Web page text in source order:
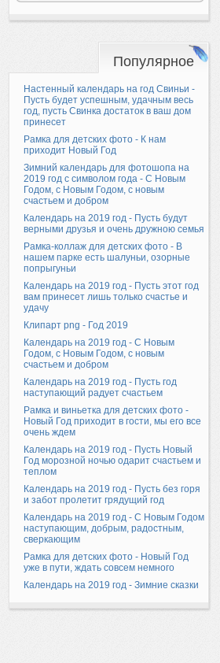
Популярное
Настенный календарь на год Свиньи -
Пусть будет успешным, удачным весь
год, пусть Свинка достаток в ваш дом
принесет
Рамка для детских фото - К нам
приходит Новый Год
Зимний календарь для фотошопа на
2019 год с символом года - С Новым
Годом, с Новым Годом, с новым
счастьем и добром
Календарь на 2019 год - Пусть будут
верными друзья и очень дружною семья
Рамка-коллаж для детских фото - В
нашем парке есть шалуньи, озорные
попрыгуньи
Календарь на 2019 год - Пусть этот год
вам принесет лишь только счастье и
удачу
Клипарт png - Год 2019
Календарь на 2019 год - С Новым
Годом, с Новым Годом, с новым
счастьем и добром
Календарь на 2019 год - Пусть год
наступающий радует счастьем
Рамка и виньетка для детских фото -
Новый Год приходит в гости, мы его все
очень ждем
Календарь на 2019 год - Пусть Новый
Год морозной ночью одарит счастьем и
теплом
Календарь на 2019 год - Пусть без горя
и забот пролетит грядущий год
Календарь на 2019 год - С Новым Годом
наступающим, добрым, радостным,
сверкающим
Рамка для детских фото - Новый Год
уже в пути, ждать совсем немного
Календарь на 2019 год - Зимние сказки